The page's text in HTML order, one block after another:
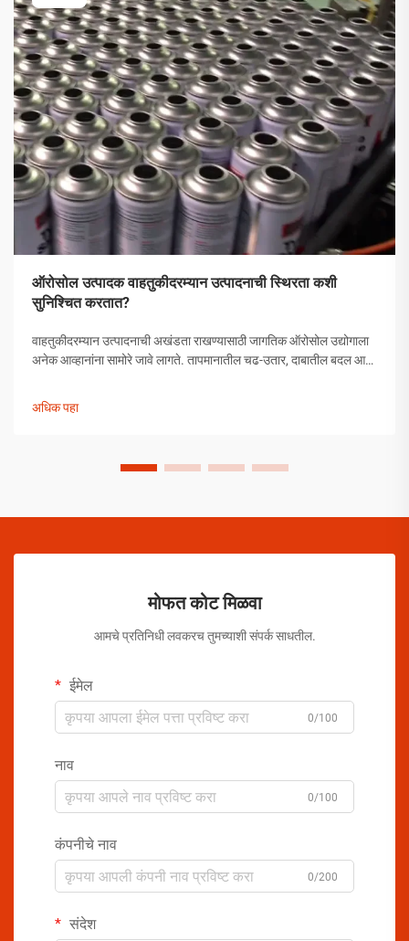
ऑरोसोल उत्पादक वाहतुकीदरम्यान उत्पादनाची स्थिरता कशी
सुनिश्चित करतात?
वाहतुकीदरम्यान उत्पादनाची अखंडता राखण्यासाठी जागतिक ऑरोसोल उद्योगाला
अनेक आव्हानांना सामोरे जावे लागते. तापमानातील चढ-उतार, दाबातील बदल आणि
उपाययोजना राबविल्या पाहिजेत.
अधिक पहा
मोफत कोट मिळवा
आमचे प्रतिनिधी लवकरच तुमच्याशी संपर्क साधतील.
ईमेल
0/100
नाव
0/100
कंपनीचे नाव
0/200
संदेश